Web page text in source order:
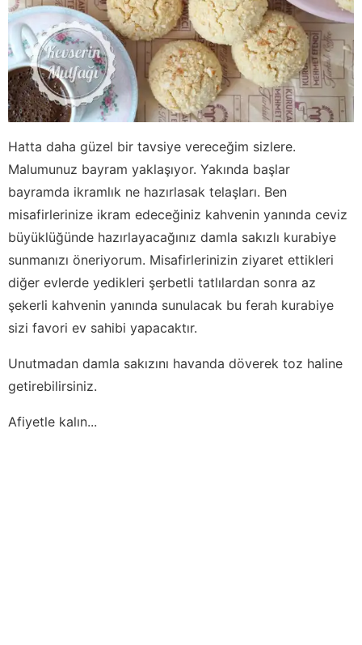
Hatta daha güzel bir tavsiye vereceğim sizlere.
Malumunuz bayram yaklaşıyor. Yakında başlar
bayramda ikramlık ne hazırlasak telaşları. Ben
misafirlerinize ikram edeceğiniz kahvenin yanında ceviz
büyüklüğünde hazırlayacağınız damla sakızlı kurabiye
sunmanızı öneriyorum. Misafirlerinizin ziyaret ettikleri
diğer evlerde yedikleri şerbetli tatlılardan sonra az
şekerli kahvenin yanında sunulacak bu ferah kurabiye
sizi favori ev sahibi yapacaktır.
Unutmadan damla sakızını havanda döverek toz haline
getirebilirsiniz.
Afiyetle kalın...